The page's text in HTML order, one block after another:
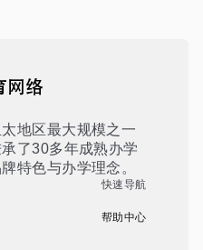
地区最大规模之一
了30多年成熟办学
特色与办学理念。
快速导航
帮助中心